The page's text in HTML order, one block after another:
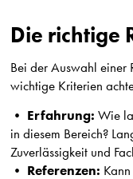
Die richtige
Bei der Auswahl einer
wichtige Kriterien
• Erfahrung: Wie
in diesem Bereich?
Zuverlässigkeit und
• Referenzen: